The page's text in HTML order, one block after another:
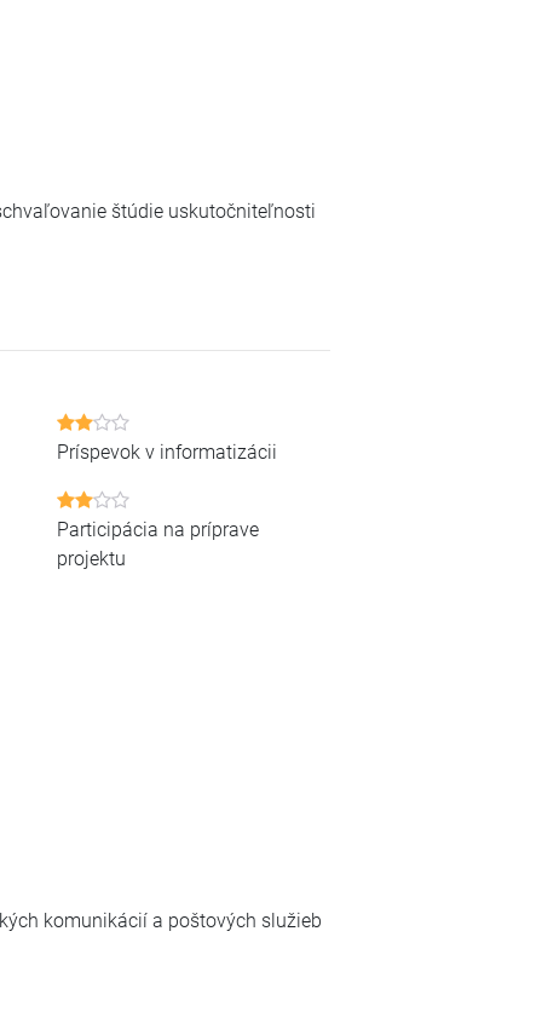
štúdie uskutočniteľnosti
Príspevok v informatizácii
Participácia na príprave
projektu
komunikácií a poštových služieb